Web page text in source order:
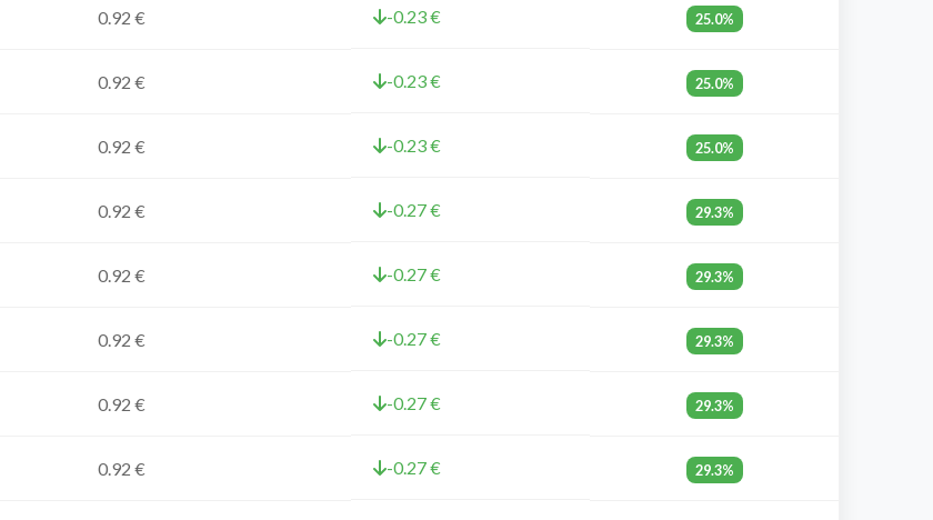
0.92 € -0.23 € 25.0%
0.92 € -0.23 € 25.0%
0.92 € -0.23 € 25.0%
0.92 € -0.27 € 29.3%
0.92 € -0.27 € 29.3%
0.92 € -0.27 € 29.3%
0.92 € -0.27 € 29.3%
0.92 € -0.27 € 29.3%